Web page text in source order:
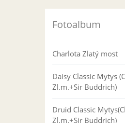
Fotoalbum
Charlota Zlatý most
Daisy Classic Mytys
Zl.m.+Sir Buddrich)
Druid Classic
Zl.m.+Sir Buddrich)